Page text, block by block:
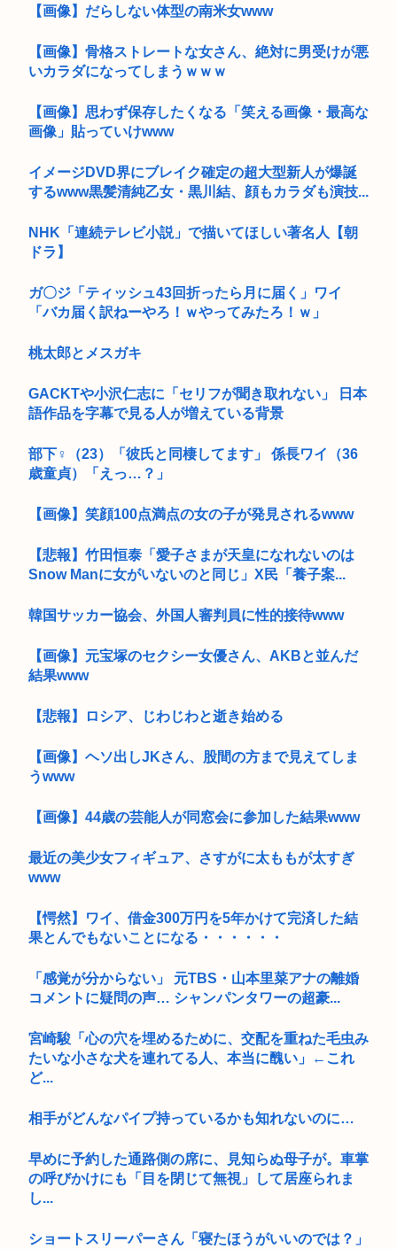
【画像】だらしない体型の南米女www
【画像】骨格ストレートな女さん、絶対に男受けが悪
いカラダになってしまうｗｗｗ
【画像】思わず保存したくなる「笑える画像・最高な
画像」貼っていけwww
イメージDVD界にブレイク確定の超大型新人が爆誕
するwww黒髪清純乙女・黒川結、顔もカラダも演技...
NHK「連続テレビ小説」で描いてほしい著名人【朝
ドラ】
ガ〇ジ「ティッシュ43回折ったら月に届く」ワイ
「バカ届く訳ねーやろ！ｗやってみたろ！ｗ」
桃太郎とメスガキ
GACKTや小沢仁志に「セリフが聞き取れない」 日本
語作品を字幕で見る人が増えている背景
部下♀（23）「彼氏と同棲してます」 係長ワイ（36
歳童貞）「えっ…？」
【画像】笑顔100点満点の女の子が発見されるwww
【悲報】竹田恒泰「愛子さまが天皇になれないのは
Snow Manに女がいないのと同じ」X民「養子案...
韓国サッカー協会、外国人審判員に性的接待www
【画像】元宝塚のセクシー女優さん、AKBと並んだ
結果www
【悲報】ロシア、じわじわと逝き始める
【画像】ヘソ出しJKさん、股間の方まで見えてしま
うwww
【画像】44歳の芸能人が同窓会に参加した結果www
最近の美少女フィギュア、さすがに太ももが太すぎ
www
【愕然】ワイ、借金300万円を5年かけて完済した結
果とんでもないことになる・・・・・・
「感覚が分からない」 元TBS・山本里菜アナの離婚
コメントに疑問の声… シャンパンタワーの超豪...
宮崎駿「心の穴を埋めるために、交配を重ねた毛虫み
たいな小さな犬を連れてる人、本当に醜い」←これ
ど...
相手がどんなパイプ持っているかも知れないのに…
早めに予約した通路側の席に、見知らぬ母子が。車掌
の呼びかけにも「目を閉じて無視」して居座られま
し...
ショートスリーパーさん「寝たほうがいいのでは？」